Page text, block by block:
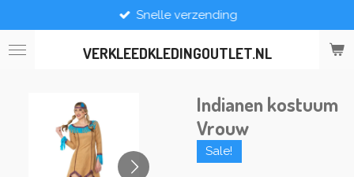
direct
naar
VERKLEEDKLEDINGOUTLET.NL
Snelle verzending
Indianen kostuum
Vrouw
Sale!